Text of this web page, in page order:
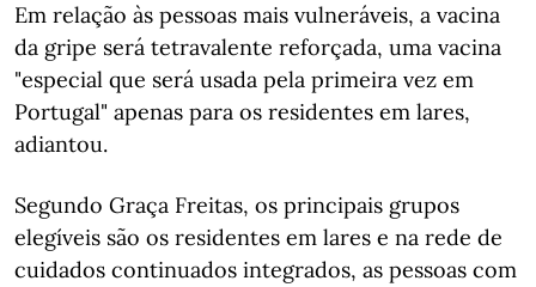
Em relação às pessoas mais vulneráveis, a vacina
da gripe será tetravalente reforçada, uma vacina
"especial que será usada pela primeira vez em
Portugal" apenas para os residentes em lares,
adiantou.
Segundo Graça Freitas, os principais grupos
elegíveis são os residentes em lares e na rede de
cuidados continuados integrados, as pessoas com